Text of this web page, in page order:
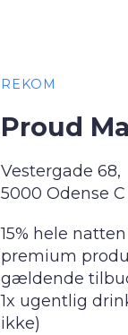
REKOM
Proud
Vestergade 68,
5000 Odense C
15% hele
premium
gældende
1x ugentlig
ikke)